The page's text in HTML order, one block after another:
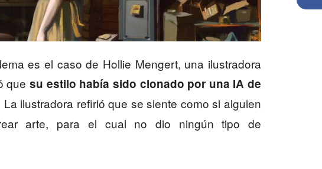
es el caso de Hollie Mengert, una ilustradora
que su estilo había sido clonado por una IA de
La ilustradora refirió que se siente como si alguien
arte, para el cual no dio ningún tipo de